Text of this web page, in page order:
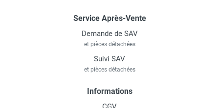
Service Après-Vente
Demande de SAV
et pièces détachées
Suivi SAV
et pièces détachées
Informations